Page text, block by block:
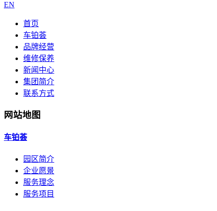
EN
首页
车铂荟
品牌经营
维修保养
新闻中心
集团简介
联系方式
网站地图
车铂荟
园区简介
企业愿景
服务理念
服务项目